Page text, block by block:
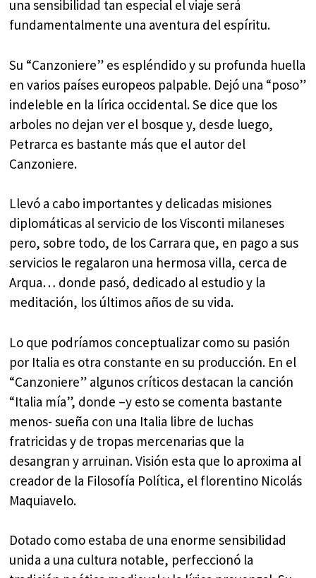
una sensibilidad tan especial el viaje será
fundamentalmente una aventura del espíritu.
Su “Canzoniere” es espléndido y su profunda huella
en varios países europeos palpable. Dejó una “poso”
indeleble en la lírica occidental. Se dice que los
arboles no dejan ver el bosque y, desde luego,
Petrarca es bastante más que el autor del
Canzoniere.
Llevó a cabo importantes y delicadas misiones
diplomáticas al servicio de los Visconti milaneses
pero, sobre todo, de los Carrara que, en pago a sus
servicios le regalaron una hermosa villa, cerca de
Arqua… donde pasó, dedicado al estudio y la
meditación, los últimos años de su vida.
Lo que podríamos conceptualizar como su pasión
por Italia es otra constante en su producción. En el
“Canzoniere” algunos críticos destacan la canción
“Italia mía”, donde –y esto se comenta bastante
menos- sueña con una Italia libre de luchas
fratricidas y de tropas mercenarias que la
desangran y arruinan. Visión esta que lo aproxima al
creador de la Filosofía Política, el florentino Nicolás
Maquiavelo.
Dotado como estaba de una enorme sensibilidad
unida a una cultura notable, perfeccionó la